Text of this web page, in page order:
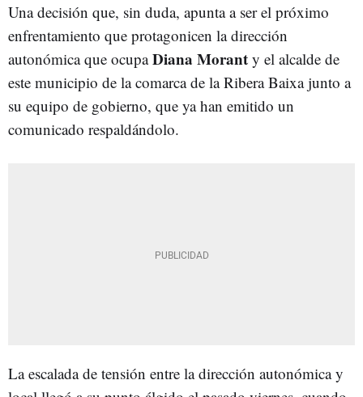
Una decisión que, sin duda, apunta a ser el próximo
enfrentamiento que protagonicen la dirección
autonómica que ocupaDiana Morant y el alcalde de
este municipio de la comarca de la Ribera Baixa junto a
su equipo de gobierno, que ya han emitido un
comunicado respaldándolo.
La escalada de tensión entre la dirección autonómica y